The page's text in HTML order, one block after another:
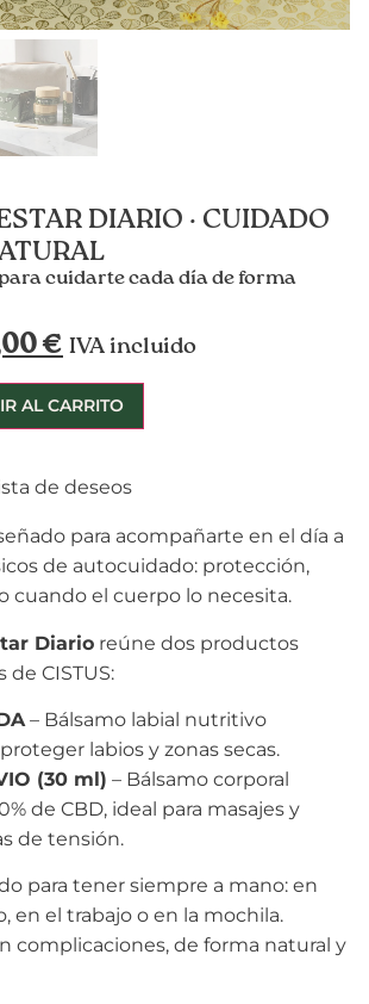
DIARIO · CUIDADO
cuidarte cada día de forma
€ IVA incluido
AL CARRITO
para acompañarte en el día a
de autocuidado: protección,
cuando el cuerpo lo necesita.
Diario reúne dos productos
CISTUS:
– Bálsamo labial nutritivo
labios y zonas secas.
(30 ml) – Bálsamo corporal
de CBD, ideal para masajes y
de tensión.
para tener siempre a mano: en
en el trabajo o en la mochila.
complicaciones, de forma natural y